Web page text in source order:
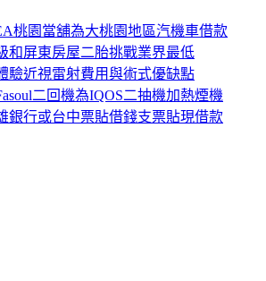
桃園當舖為大桃園地區汽機車借款
和屏東房屋二胎挑戰業界最低
驗近視雷射費用與術式優缺點
二回機為IQOS二抽機加熱煙機
銀行或台中票貼借錢支票貼現借款